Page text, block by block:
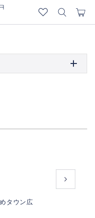
タウン広